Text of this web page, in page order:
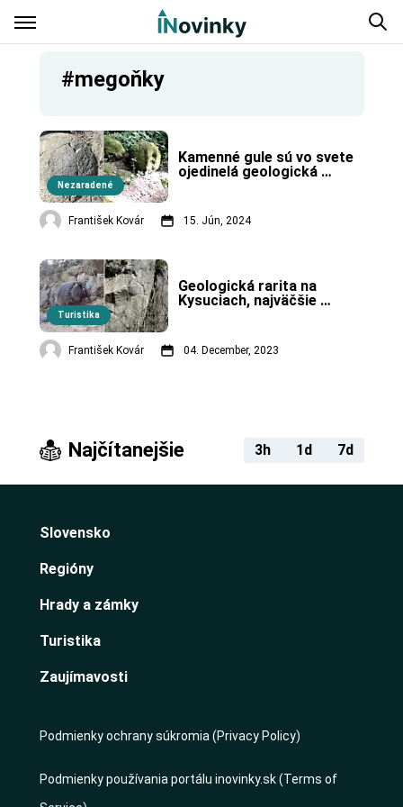
#megoňky
Nezaradené
Kamenné gule sú vo svete
ojedinelá geologická
František Kovár 15. Jún, 2024
Turistika
Geologická rarita na
Kysuciach, najväčšie
František Kovár 04. December, 2023
Najčítanejšie 3h 1d 7d
Slovensko
Regióny
Hrady a zámky
Turistika
Zaujímavosti
Podmienky ochrany súkromia (Privacy Policy)
Podmienky používania portálu inovinky.sk (Terms of